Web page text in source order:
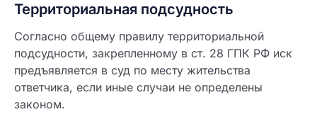
Территориальная подсудность
Согласно общему правилу территориальной
подсудности, закрепленному в ст. 28 ГПК РФ иск
предъявляется в суд по месту жительства
ответчика, если иные случаи не определены
законом.